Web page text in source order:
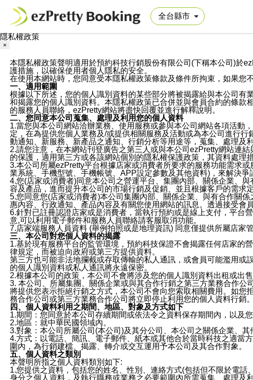
隱私權政策
×
本隱私權政策聲明適用於預約科技行銷股份有限公司(下稱本公司)於
護措施，以確保使用者個人隱私的安全。
在使用本網站時，您同意受本隱私權政策條款及條件所拘束，如果您
一、適用範圍
根據以下所述，您的個人識別資料的某些部分將被揭露給與本公司
和揭露您的個人識別資料。本隱私權政策已合併並與會員合約的條款
的服務人員聯絡，ezPretty網站將盡快回覆並進行解釋說明。
二、您同意本公司蒐集、處理及利用您的個人資料
1.當您與本公司網站洽辦業務、使用服務或參與本公司網站各項活動
定，在為提供您個人業務及/或提供相關服務及活動或為本公司進行
動通知、新服務、新產品之通知、行銷分析等用途等，蒐集、處理及
2.請您注意，在本網站刊登廣告之第三人或與本公司ezPretty網站連
的保護，適用第三方或各該網站個別的隱私權保護政策，其資料處理
3.本公司所屬ezPretty平台根據店家或消費者所要求的服務功能需求
業系統、手機型號、手機帳號、APP設定參數及其他資料)，來解決
4.您(店家或消費者)同意本公司之營運平台、集團內部、關係企業、
容及產品，進而提升本公司的市場行銷及促銷、並且根據客戶的需求
5.您同意您(店家或消費者)本公司集團內部、關係企業、與有合作關
惠內容、行政通知、產品內容及有關您使用網站的訊息。透過接受會
6.針對已註冊認證店家或是消費者，當執行預約或是線上支付，平台
意,可以利用電子郵件和服務人員聯絡請客服取消功能。
7.店家端服務人員資料 (舉例拍照或是地理資訊) 同意僅提供所屬店家
三、本公司對您個人資料的揭露
1.基於現有服務平台的監管環境，預約科技保證不會揭露任何店家的
律規定，而被迫向政府或第三方提供資料。
第三方也可能非法地攔截或存取傳輸的私人通訊，或會員可能濫用
的個人識別資料或私人通訊將永遠保密。
2.根據本公司的政策，本公司不會將涉及您的個人識別資料出租或出售
3. 本公司、所屬集團、關係企業或與其合作行銷之第三方業務合作
將提供您表示拒絕行銷之方式，本公司不會向您索取相關費用。如
務合作公司或第三方業務合作公司將立即停止利用您的個人資料行銷。
四、個人資料利用之期間、地區、對象及方式如下
1.期間：您同意於本公司存續期間或依法令之資料保存期間內，以及
2.地區：就中華民國領域內。
3.對象：本公司所屬公司(本公司)及其分公司、本公司之關係企業、其
4.方式：以電話、簡訊、電子郵件、紙本或其他合於當時科技之適當
圍內，為行銷建檔、揭露、轉介或交互運用予本公司及其合作對象。
五、個人資料之類別
本聲明所指之個人資料類別如下:
1.您提供之資料，包括您的姓名、性別、連絡方式(包括但不限於電
身分之個人資料，及執行職務或業務之必要範圍內所需蒐集、處理及